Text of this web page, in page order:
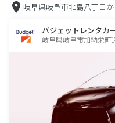
岐阜県岐阜市北島八丁目か
バジェットレンタカ
岐阜県岐阜市加納栄町